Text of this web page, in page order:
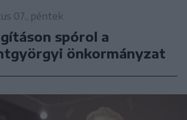
07., péntek
spórol a
önkormányzat